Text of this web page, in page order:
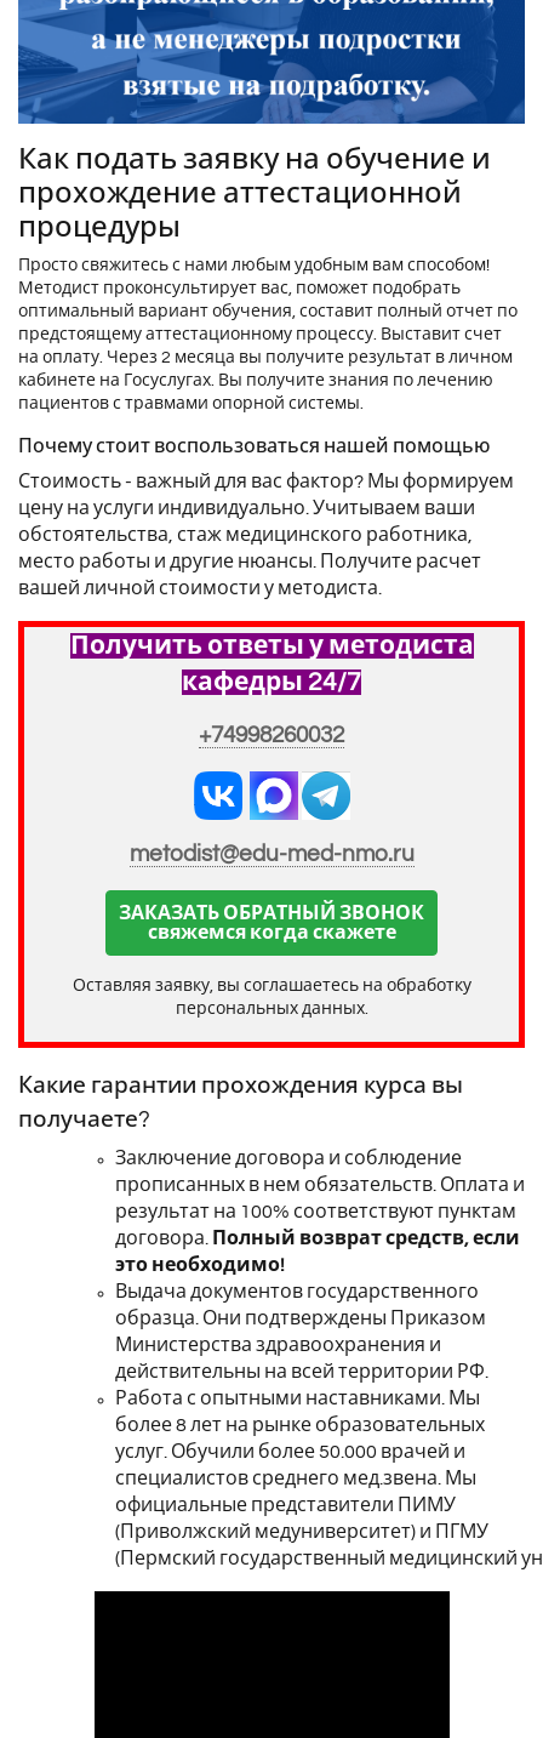
Как подать заявку на обучение и
прохождение аттестационной
процедуры
Просто свяжитесь с нами любым удобным вам способом!
Методист проконсультирует вас, поможет подобрать
оптимальный вариант обучения, составит полный отчет по
предстоящему аттестационному процессу. Выставит счет
на оплату. Через 2 месяца вы получите результат в личном
кабинете на Госуслугах. Вы получите знания по лечению
пациентов с травмами опорной системы.
Почему стоит воспользоваться нашей помощью
Стоимость - важный для вас фактор? Мы формируем
цену на услуги индивидуально. Учитываем ваши
обстоятельства, стаж медицинского работника,
место работы и другие нюансы. Получите расчет
вашей личной стоимости у методиста.
Получить ответы у методиста
кафедры 24/7
+74998260032
metodist@edu-med-nmo.ru
ЗАКАЗАТЬ ОБРАТНЫЙ ЗВОНОК
свяжемся когда скажете
Оставляя заявку, вы соглашаетесь на обработку
персональных данных.
Какие гарантии прохождения курса вы
получаете?
Заключение договора и соблюдение
прописанных в нем обязательств. Оплата и
результат на 100% соответствуют пунктам
договора. Полный возврат средств, если
это необходимо!
Выдача документов государственного
образца. Они подтверждены Приказом
Министерства здравоохранения и
действительны на всей территории РФ.
Работа с опытными наставниками. Мы
более 8 лет на рынке образовательных
услуг. Обучили более 50.000 врачей и
специалистов среднего мед.звена. Мы
официальные представители ПИМУ
(Приволжский медуниверситет) и ПГМУ
(Пермский государственный медицинский